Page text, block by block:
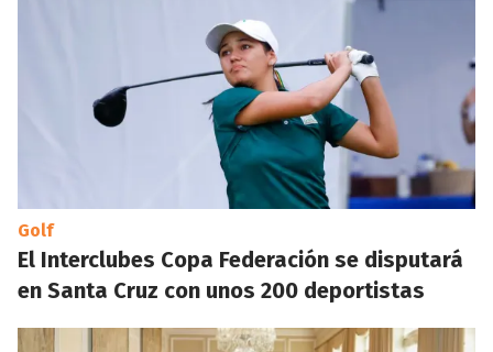
Golf
El Interclubes Copa Federación se disputará
en Santa Cruz con unos 200 deportistas